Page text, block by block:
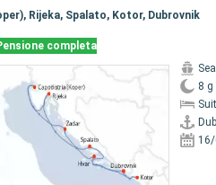
Rijeka, Spalato, Kotor, Dubrovnik
completa
8 g